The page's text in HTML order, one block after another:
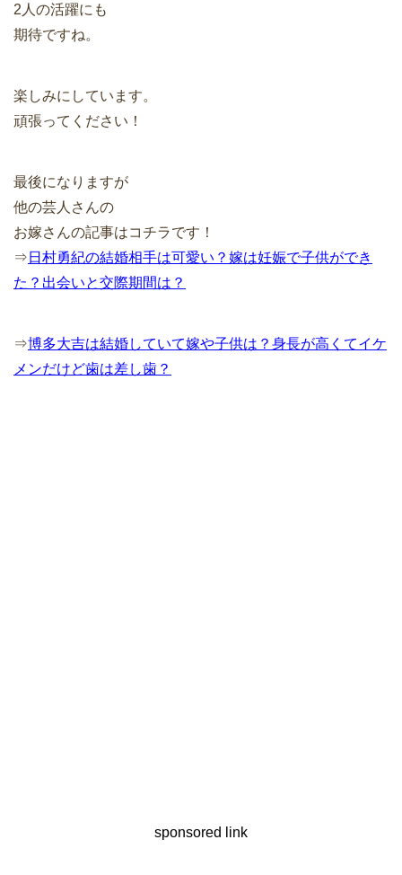
2人の活躍にも
期待ですね。
楽しみにしています。
頑張ってください！
最後になりますが
他の芸人さんの
お嫁さんの記事はコチラです！
⇒ 日村勇紀の結婚相手は可愛い？嫁は妊娠で子供ができ
た？出会いと交際期間は？
⇒博多大吉は結婚していて嫁や子供は？身長が高くてイケ
メンだけど歯は差し歯？
sponsored link